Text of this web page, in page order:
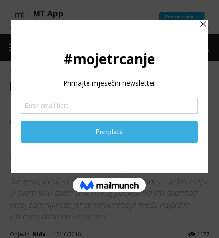
Rekreativci trčali „milju“:
četvrto kolo lige donijelo
novog pobjednika
dana članovi Atletske rekreativne lige, koja se održava u
Sarajevu, trčali su do sada najkraću distancu – jednu milju.
U ovom kolu dobili smo novog pobjednika što doprinosi
većoj zanimljivosti jer se konkurencija među najbržim
trkačima dodatno zaoštrava.
Objavio Niđo - 15/10/2016 1127